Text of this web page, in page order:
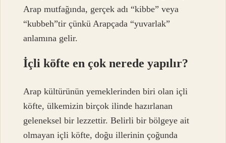
Arap mutfağında, gerçek adı “kibbe” veya
“kubbeh”tir çünkü Arapçada “yuvarlak”
anlamına gelir.
İçli köfte en çok nerede yapılır?
Arap kültürünün yemeklerinden biri olan içli
köfte, ülkemizin birçok ilinde hazırlanan
geleneksel bir lezzettir. Belirli bir bölgeye ait
olmayan içli köfte, doğu illerinin çoğunda